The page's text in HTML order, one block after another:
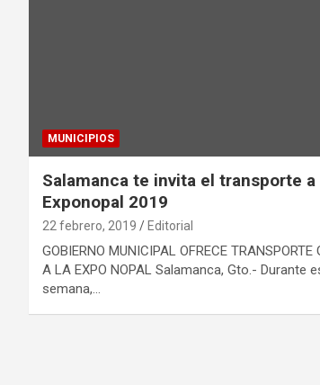
MUNICIPIOS
Salamanca te invita el transporte a
Exponopal 2019
22 febrero, 2019 Editorial
GOBIERNO MUNICIPAL OFRECE TRANSPORTE
A LA EXPO NOPAL Salamanca, Gto.- Durante
semana,…